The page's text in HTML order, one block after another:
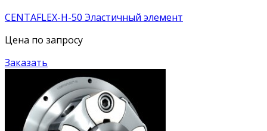
CENTAFLEX-H-50 Эластичный элемент
Цена по запросу
Заказать